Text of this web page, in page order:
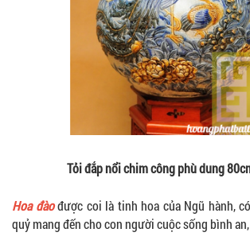
Tỏi đắp nổi chim công phù dung
Hoa đàođược coi là tinh hoa của Ngũ hành,
quỷ mang đến cho con người cuộc sống bình